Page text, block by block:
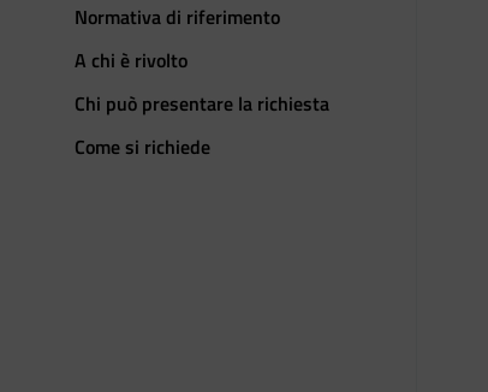
Normativa di riferimento
A chi è rivolto
Chi può presentare la richiesta
Come si richiede